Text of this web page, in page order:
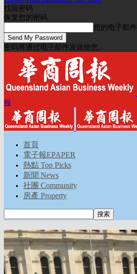
找回密码
恢复您的密码
您的电子邮件
密码将通过电子邮件发送给您。
報
首頁
電子報EPAPER
熱點 Top Picks
新聞 News
社團 Community
房產 Property